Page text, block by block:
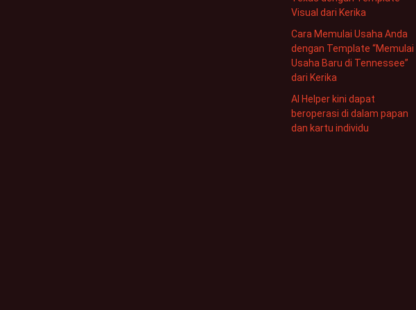
Visual dari Kerika
Cara Memulai Usaha Anda
dengan Template “Memulai
Usaha Baru di Tennessee”
dari Kerika
AI Helper kini dapat
beroperasi di dalam papan
dan kartu individu